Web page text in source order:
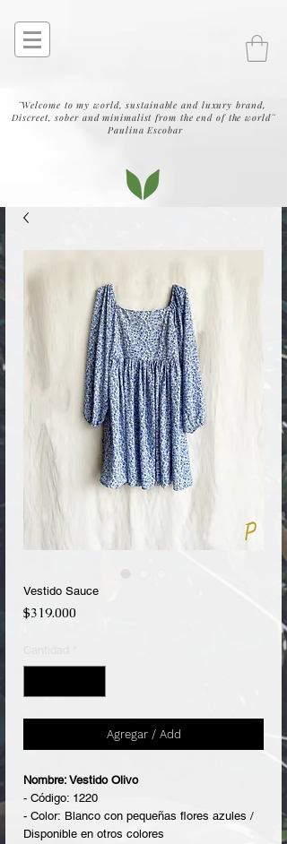
¨Welcome to my world, sustainable and luxury brand,
Discreet, sober and minimalist from the end of the world¨
Paulina Escobar
Vestido Sauce
$319.000
Agregar / Add
Nombre: Vestido Olivo
- Código: 1220
- Color: Blanco con pequeñas flores azules /
Disponible en otros colores